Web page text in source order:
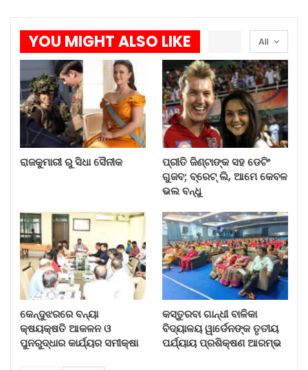
All
YOU MIGHT ALSO LIKE
ରାଜକୁମାରୀ ରୁ ସିଧା ସୈନୀକ
ପ୍ରୀତି ଜିଣ୍ଟାଙ୍କ ସହ ଡେଟିଂ
ଗୁଜବ; ବ୍ରେଟ୍ ଲି, ଆମେ କେବଳ
ଭଲ ବନ୍ଧୁ
କେନ୍ଦୁଝରରେ ବନ୍ୟା
କ୍ଷୟକ୍ଷତି ଆକଳନ ଓ
ପୁନରୁଦ୍ଧାର କାର୍ଯ୍ୟର ସମୀକ୍ଷା
କସ୍ତୁରବା ଗାନ୍ଧୀ ବାଳିକା
ବିଦ୍ୟାଳୟ ୱାର୍ଡେନଙ୍କ ତୃତୀୟ
ପର୍ଯ୍ୟାୟ ପ୍ରଶିକ୍ଷଣ ଆରମ୍ଭ